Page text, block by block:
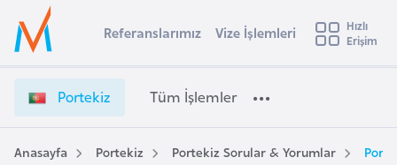
Ülke Seçimi
Başvuru yapmak istediğiniz ülkeyi seçin
Üye
Girişi
o
t
e
k
e
Referanslarımız Vize İşlemleri
Hızlı
Erişim
Portekiz Tüm İşlemler
Anasayfa Portekiz Portekiz Sorular & Yorumlar
s
t
r
a